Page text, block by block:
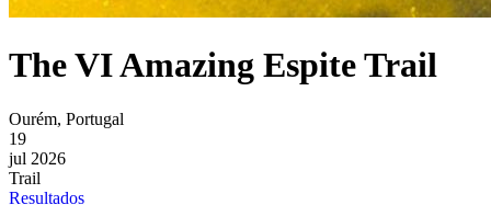
The VI Amazing Espite Trail
Ourém, Portugal
19
jul 2026
Trail
Resultados